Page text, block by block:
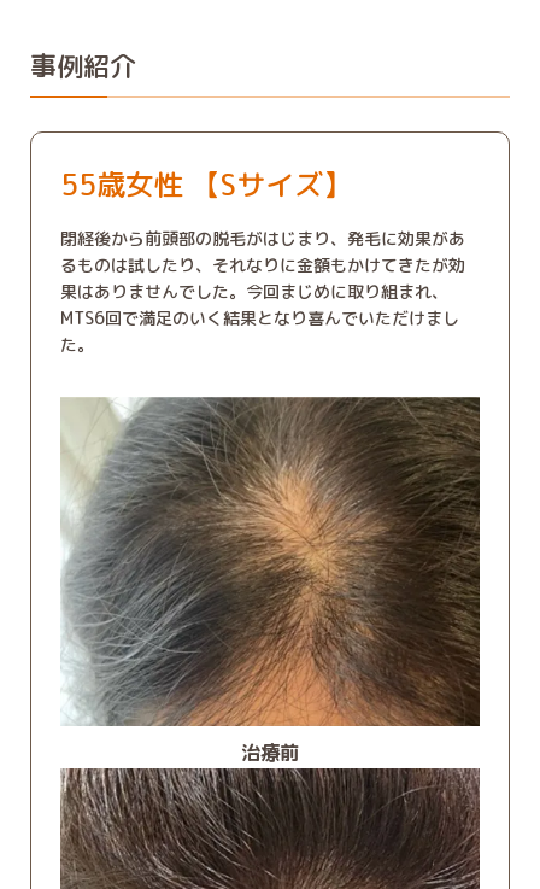
事例紹介
55歳女性 【Sサイズ】
閉経後から前頭部の脱毛がはじまり、発毛に効果があ
るものは試したり、それなりに金額もかけてきたが効
果はありませんでした。今回まじめに取り組まれ、
MTS6回で満足のいく結果となり喜んでいただけまし
た。
治療前